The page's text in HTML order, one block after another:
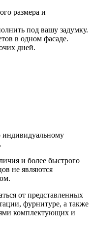
размера и
под вашу задумку.
в одном фасаде.
дней.
индивидуальному
и более быстрого
не являются
от представленных
фурнитуре, а также
комплектующих и